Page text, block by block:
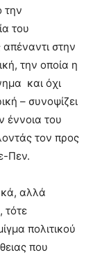
την
του
στην
την οποία η
και όχι
– συνοψίζει
έννοια του
τον προς
Πεν.
αλλά
τότε
πολιτικού
που